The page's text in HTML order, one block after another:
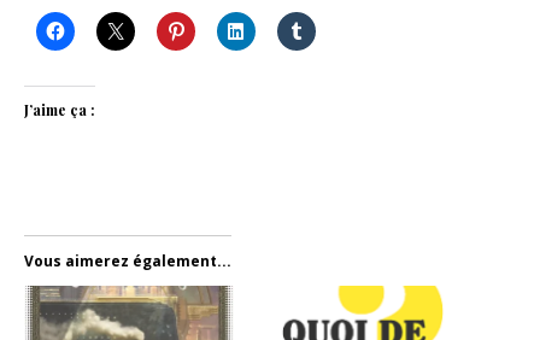
J’aime ça :
Vous aimerez également...